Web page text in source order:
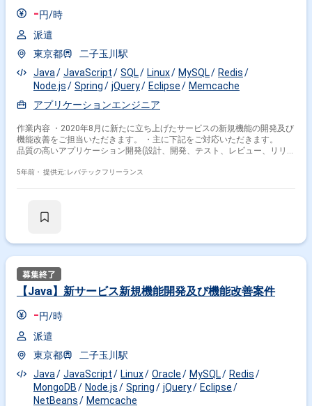
-円/時
派遣
東京都
二子玉川駅
Java
JavaScript SQL Linux MySQL
Redis
Node.js
Spring jQuery Eclipse
Memcache
アプリケーションエンジニア
作業内容 ・2020年8月に新たに立ち上げたサービスの新規機能の開発及び
機能改善をご担当いただきます。 ・主に下記をご対応いただきます。
品質の高いアプリケーション開発(設計、開発、テスト、レビュー、リリー
5年前・ 提供元: レバテックフリーランス
【Java】新サービス新規機能開発及び機能改善案件
-円/時
派遣
東京都
二子玉川駅
Java
JavaScript Linux Oracle MySQL
Redis
MongoDB
Node.js Spring jQuery
Eclipse
NetBeans
Memcache